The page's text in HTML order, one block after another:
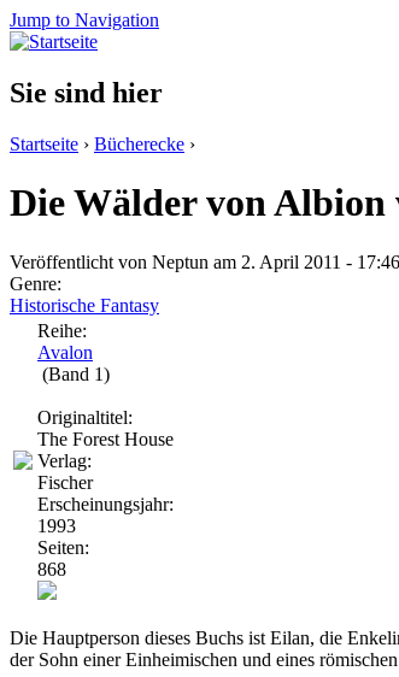
Jump to Navigation
Sie sind hier
Startseite › Bücherecke ›
Die Wälder von
Veröffentlicht von Neptun am 2. April 2011 - 17:46
Genre:
Historische Fantasy
Reihe:
Avalon
(Band 1)
Originaltitel:
The Forest House
Verlag:
Fischer
Erscheinungsjahr:
1993
Seiten:
868
Die Hauptperson dieses Buchs ist Eilan, die
der Sohn einer Einheimischen und eines